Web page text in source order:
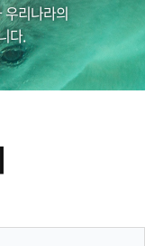
리나라의
다.